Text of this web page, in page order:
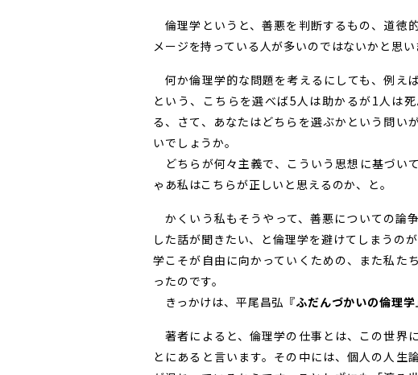
倫理学というと、善悪を判断するもの、道徳
メージを持っている人が多いのではないかと思い
何か倫理学的な問題を考えるにしても、例え
という、こちらを選べば5人は助かるが1人は
る、さて、あなたはどちらを選ぶかという問い
いでしょうか。
どちらが何々主義で、こういう思想に基づい
ゃあ私はこちらが正しいと思えるのか、と。
かくいう私もそうやって、善悪についての論
した話が聞きたい、と倫理学を避けてしまうの
学こそが自由に向かっていくための、また私た
ったのです。
きっかけは、平尾昌弘『ふだんづかいの倫理学
著者によると、倫理学の仕事とは、この世界
とにあると言います。その中には、個人の人生